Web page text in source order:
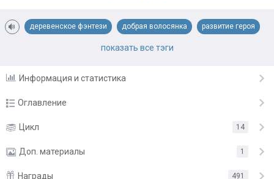
деревенское фэнтези добрая волосянка развитие героя
сельский бронепоезд
показать все тэги
Информация и статистика
Оглавление
Глава 1 27 мая
Глава 2 28 мая
Глава 3 29 мая
Цикл 14
Доп. материалы 1
Награды 491